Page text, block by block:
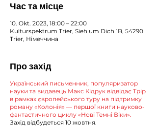
Час та місце
10. Okt. 2023, 18:00 – 22:00
Kulturspektrum Trier, Sieh um Dich 1B, 54290
Trier, Німеччина
Про захід
Український письменник, популяризатор
науки та видавець Макс Кідрук відвідає Трір
в рамках європейського туру на підтримку
роману «Колонія» — першої книги науково-
фантастичного циклу «Нові Темні Віки».
Захід відбудеться 10 жовтня.